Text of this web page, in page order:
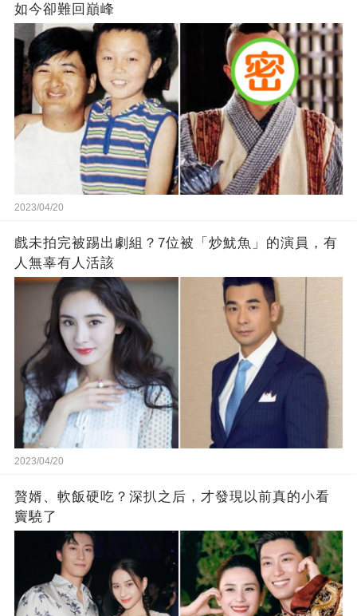
如今卻難回巔峰
2023/04/20
戲未拍完被踢出劇組？7位被「炒魷魚」的演員，有
人無辜有人活該
2023/04/20
贅婿、軟飯硬吃？深扒之后，才發現以前真的小看
竇驍了